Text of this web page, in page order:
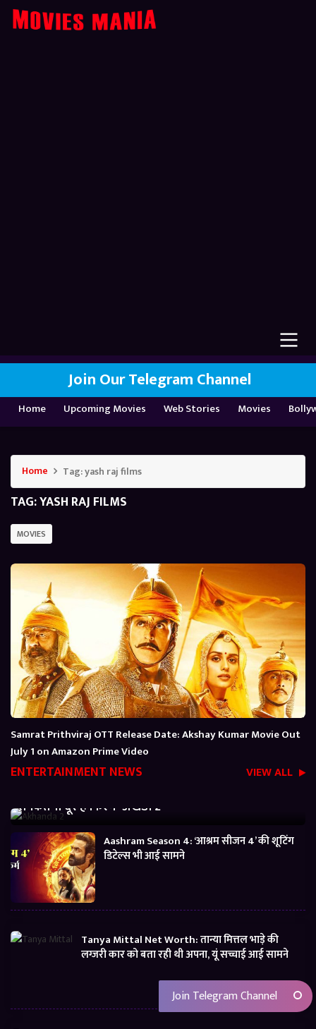
Join Our Telegram Channel
Home Upcoming Movies Web Stories Movies
Home Tag:yash raj films
TAG:YASH RAJ FILMS
MOVIES
Samrat Prithviraj OTT Release Date: Akshay Kumar Movie Out
July 1 on Amazon Prime Video
ENTERTAINMENT NEWS VIEW ALL
से कितनी दूर है फिल्म ‘अखंडा 2’
Aashram Season 4: ‘आश्रम सीजन 4’ की शूटिंग
डिटेल्स भी आई सामने
Tanya Mittal Net Worth: तान्या मित्तल भाड़े की
लग्जरी कार को बता रही थी अपना, यूं सच्चाई आई सामने
Join Telegram Channel